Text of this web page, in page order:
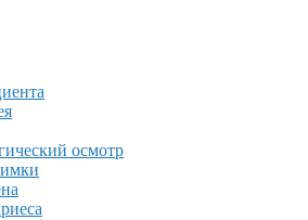
осмотр